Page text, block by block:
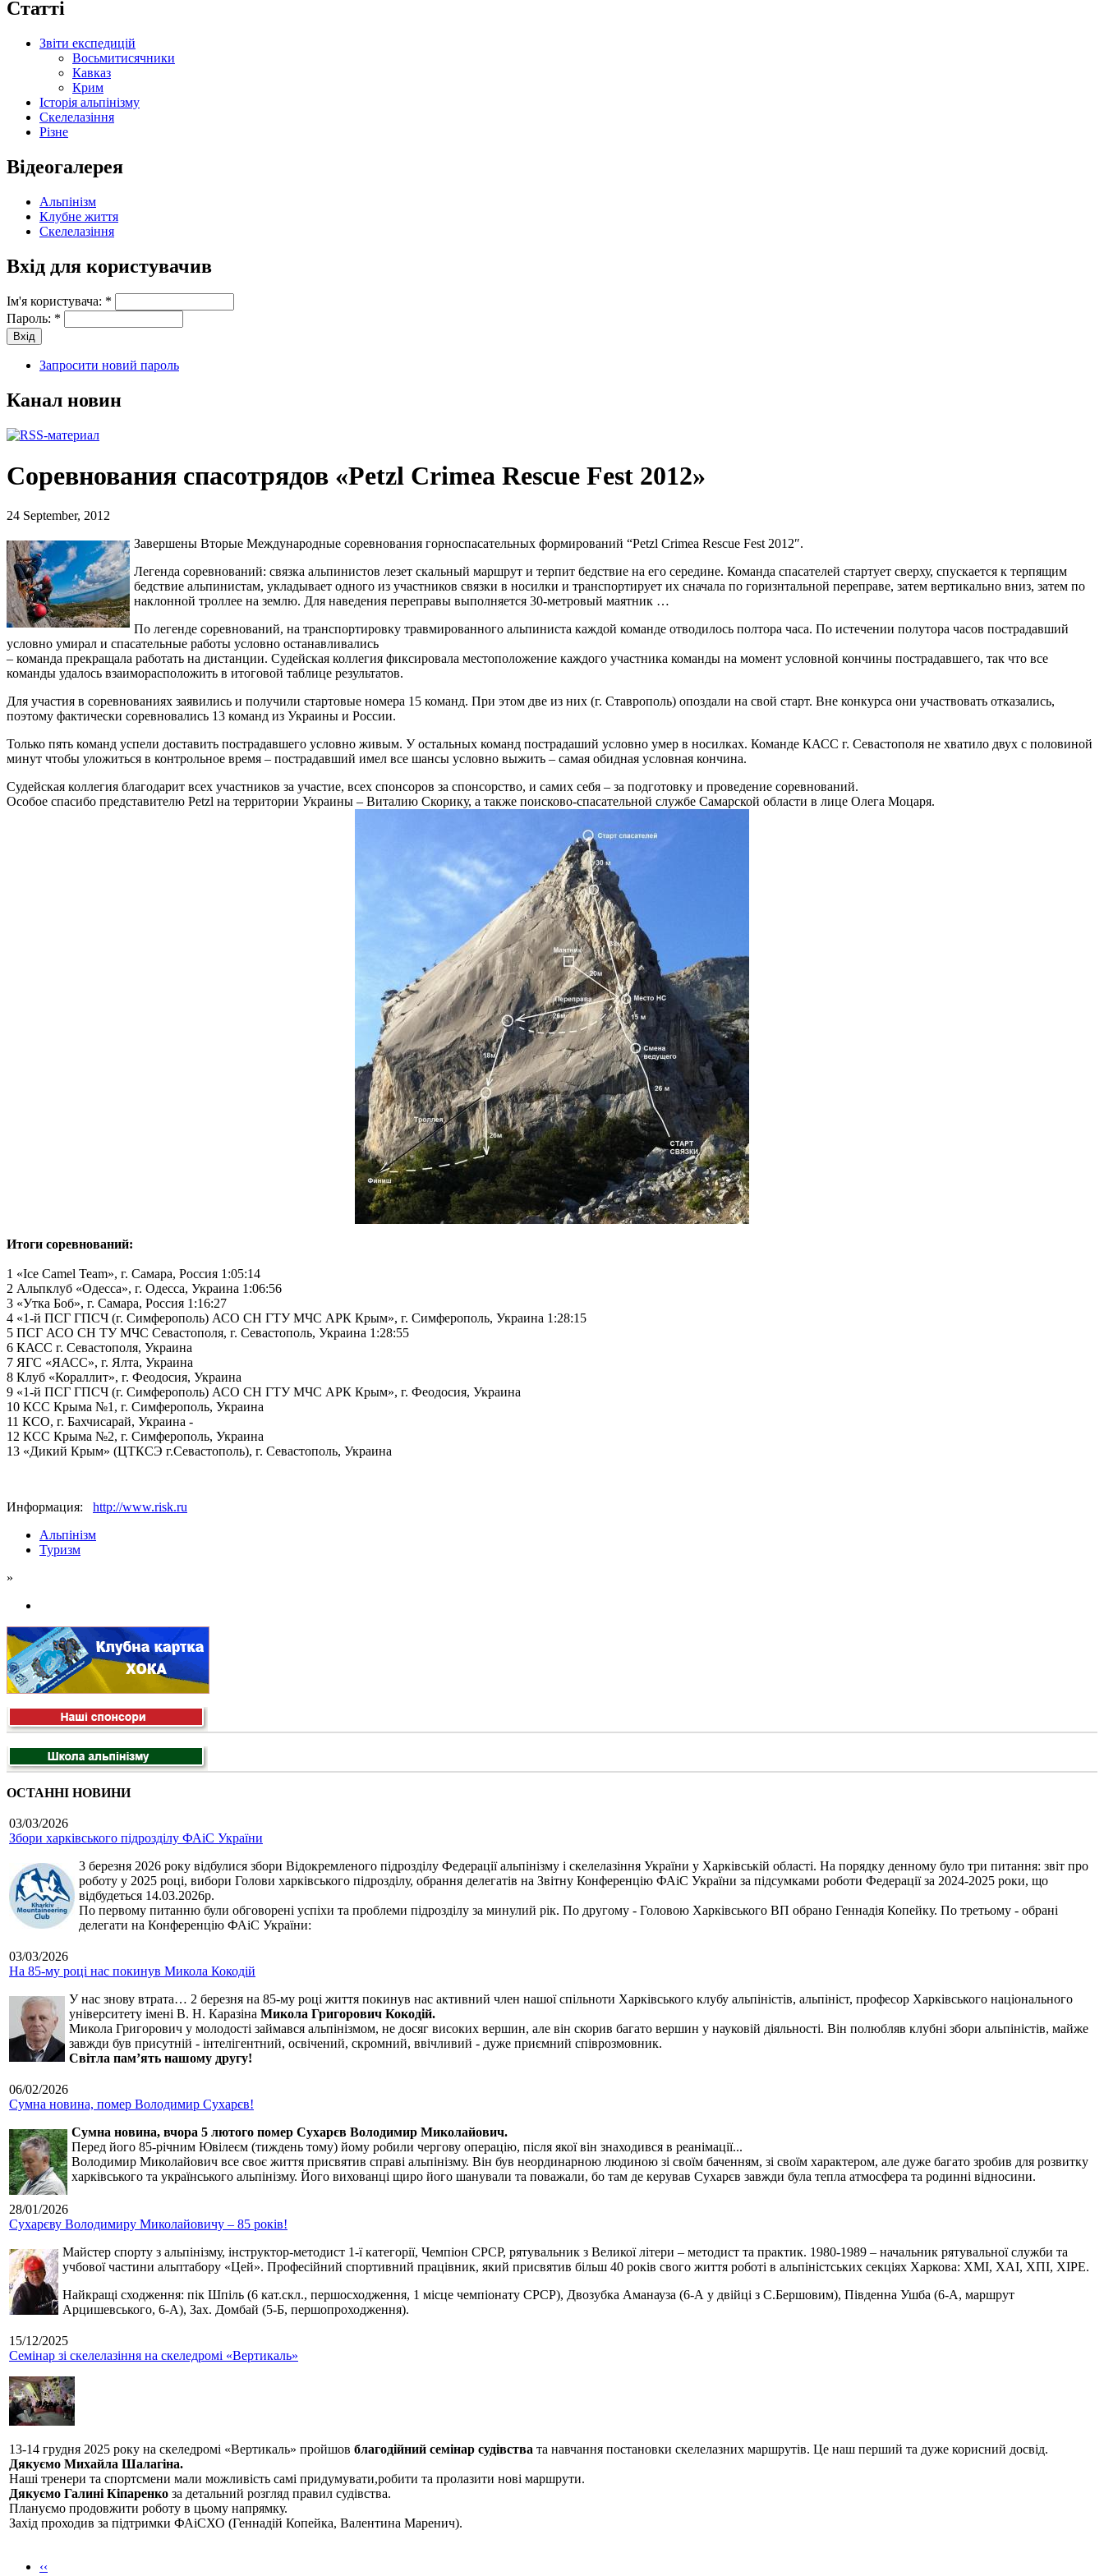
Статті
Звіти експедицій
Восьмитисячники
Кавказ
Крим
Історія альпінізму
Скелелазіння
Різне
Відеогалерея
Альпінізм
Клубне життя
Скелелазіння
Вхід для користувачив
Ім'я користувача: *
Пароль: *
Запросити новий пароль
Канал новин
Соревнования спасотрядов «Petzl Crimea Rescue Fest 2012»
24 September, 2012
Завершены Вторые Международные соревнования горноспасательных формирований “Petzl Crimea Rescue Fest 2012″.
Легенда соревнований: связка альпинистов лезет скальный маршрут и терпит бедствие на его середине. Команда спасателей стартует сверху, спускается к терпящим
бедствие альпинистам, укладывает одного из участников связки в носилки и транспортирует их сначала по горизнтальной переправе, затем вертикально вниз, затем по
наклонной троллее на землю. Для наведения переправы выполняется 30-метровый маятник …
По легенде соревнований, на транспортировку травмированного альпиниста каждой команде отводилось полтора часа. По истечении полутора часов пострадавший
условно умирал и спасательные работы условно останавливались
– команда прекращала работать на дистанции. Судейская коллегия фиксировала местоположение каждого участника команды на момент условной кончины пострадавшего, так что все
команды удалось взаиморасположить в итоговой таблице результатов.
Для участия в соревнованиях заявились и получили стартовые номера 15 команд. При этом две из них (г. Ставрополь) опоздали на свой старт. Вне конкурса они участвовать отказались,
поэтому фактически соревновались 13 команд из Украины и России.
Только пять команд успели доставить пострадавшего условно живым. У остальных команд пострадаший условно умер в носилках. Команде КАСС г. Севастополя не хватило двух с половиной
минут чтобы уложиться в контрольное время – пострадавший имел все шансы условно выжить – самая обидная условная кончина.
Судейская коллегия благодарит всех участников за участие, всех спонсоров за спонсорство, и самих себя – за подготовку и проведение соревнований.
Особое спасибо представителю Petzl на территории Украины – Виталию Скорику, а также поисково-спасательной службе Самарской области в лице Олега Моцаря.
Итоги соревнований:
1 «Ice Camel Team», г. Самара, Россия 1:05:14
2 Альпклуб «Одесса», г. Одесса, Украина 1:06:56
3 «Утка Боб», г. Самара, Россия 1:16:27
4 «1-й ПСГ ГПСЧ (г. Симферополь) АСО СН ГТУ МЧС АРК Крым», г. Симферополь, Украина 1:28:15
5 ПСГ АСО СН ТУ МЧС Севастополя, г. Севастополь, Украина 1:28:55
6 КАСС г. Севастополя, Украина
7 ЯГС «ЯАСС», г. Ялта, Украина
8 Клуб «Кораллит», г. Феодосия, Украина
9 «1-й ПСГ ГПСЧ (г. Симферополь) АСО СН ГТУ МЧС АРК Крым», г. Феодосия, Украина
10 КСС Крыма №1, г. Симферополь, Украина
11 КСО, г. Бахчисарай, Украина -
12 КСС Крыма №2, г. Симферополь, Украина
13 «Дикий Крым» (ЦТКСЭ г.Севастополь), г. Севастополь, Украина
Информация: http://www.risk.ru
Альпінізм
Туризм
»
ОСТАННІ НОВИНИ
03/03/2026
Збори харківського підрозділу ФАіС України
3 березня 2026 року відбулися збори Відокремленого підрозділу Федерації альпінізму і скелелазіння України у Харківській області. На порядку денному було три питання: звіт про
роботу у 2025 році, вибори Голови харківського підрозділу, обрання делегатів на Звітну Конференцію ФАіС України за підсумками роботи Федерації за 2024-2025 роки, що
відбудеться 14.03.2026р.
По первому питанню були обговорені успіхи та проблеми підрозділу за минулий рік. По другому - Головою Харківського ВП обрано Геннадія Копейку. По третьому - обрані
делегати на Конференцію ФАіС України:
03/03/2026
На 85-му році нас покинув Микола Кокодій
У нас знову втрата… 2 березня на 85-му році життя покинув нас активний член нашої спільноти Харківського клубу альпіністів, альпініст, професор Харківського національного
університету імені В. Н. Каразіна Микола Григорович Кокодій.
Микола Григорович у молодості займався альпінізмом, не досяг високих вершин, але він скорив багато вершин у науковій діяльності. Він полюбляв клубні збори альпіністів, майже
завжди був присутній - інтелігентний, освічений, скромний, ввічливий - дуже приємний співрозмовник.
Світла пам’ять нашому другу!
06/02/2026
Сумна новина, помер Володимир Сухарєв!
Сумна новина, вчора 5 лютого помер Сухарєв Володимир Миколайович.
Перед його 85-річним Ювілеєм (тиждень тому) йому робили чергову операцію, після якої він знаходився в реанімації...
Володимир Миколайович все своє життя присвятив справі альпінізму. Він був неординарною людиною зі своїм баченням, зі своїм характером, але дуже багато зробив для розвитку
харківського та українського альпінізму. Його вихованці щиро його шанували та поважали, бо там де керував Сухарєв завжди була тепла атмосфера та родинні відносини.
28/01/2026
Сухарєву Володимиру Миколайовичу – 85 років!
Майстер спорту з альпінізму, інструктор-методист 1-ї категорії, Чемпіон СРСР, рятувальник з Великої літери – методист та практик. 1980-1989 – начальник рятувальної служби та
учбової частини альптабору «Цей». Професійний спортивний працівник, який присвятив більш 40 років свого життя роботі в альпіністських секціях Харкова: ХМІ, ХАІ, ХПІ, ХІРЕ.
Найкращі сходження: пік Шпіль (6 кат.скл., першосходження, 1 місце чемпіонату СРСР), Двозубка Аманауза (6-А у двійці з С.Бершовим), Південна Ушба (6-А, маршрут
Арцишевського, 6-А), Зах. Домбай (5-Б, першопроходження).
15/12/2025
Семінар зі скелелазіння на скеледромі «Вертикаль»
13-14 грудня 2025 року на скеледромі «Вертикаль» пройшов благодійний семінар судівства та навчання постановки скелелазних маршрутів. Це наш перший та дуже корисний досвід.
Дякуємо Михайла Шалагіна.
Наші тренери та спортсмени мали можливість самі придумувати,робити та пролазити нові маршрути.
Дякуємо Галині Кіпаренко за детальний розгляд правил судівства.
Плануємо продовжити роботу в цьому напрямку.
Захід проходив за підтримки ФАіСХО (Геннадій Копейка, Валентина Маренич).
‹‹